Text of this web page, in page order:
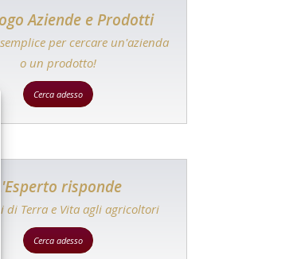
Aziende e Prodotti
per cercare un'azienda
o un prodotto!
Cerca adesso
L'Esperto risponde
di Terra e Vita agli agricoltori
Cerca adesso